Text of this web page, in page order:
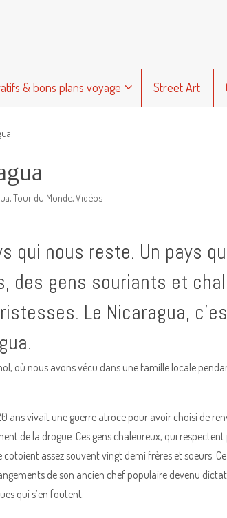
& bons plans voyage Street Art
,Tour du Monde,Vidéos
qui nous reste. Un pays
des gens souriants et
Le Nicaragua,
où nous avons vécu dans une famille locale
ans vivait une guerre atroce pour avoir choisi de
de la drogue. Ces gens chaleureux, qui
cotoient assez souvent vingt demi frères et soeurs.
de son ancien chef populaire devenu
qui s’en foutent.